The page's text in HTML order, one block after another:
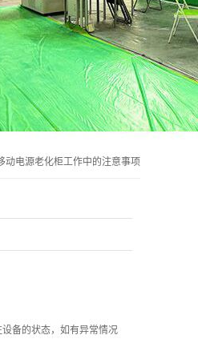
动电源老化柜工作中的注意事项
备的状态，如有异常情况